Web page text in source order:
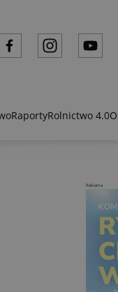
RaportyRolnictwo 4.0
Reklama